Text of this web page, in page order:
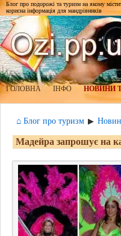
Блог про подорожі та туризм на якому
корисна інформація для мандрівників
ГОЛОВНА ІНФО НОВИНИ
⌂ Блог про туризм ▶
Мадейра запрошує на